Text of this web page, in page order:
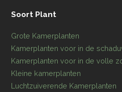
Soort Plant
Grote Kamerplanten
Kamerplanten voor in de
Kamerplanten voor in de volle
Kleine kamerplanten
Luchtzuiverende Kamerplanten